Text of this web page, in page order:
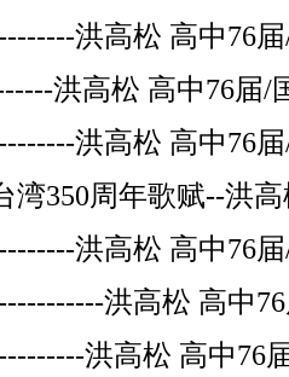
洪高松 高中76
洪高松 高中76届/
洪高松 高中76
湾350周年歌赋--洪
洪高松 高中76
洪高松 高中
洪高松 高中76